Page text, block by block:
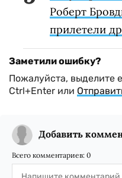
Роберт
прилетели
Заметили ошибку?
Пожалуйста, выделите
Ctrl+Enter или
Добавить
Всего комментариев: 0